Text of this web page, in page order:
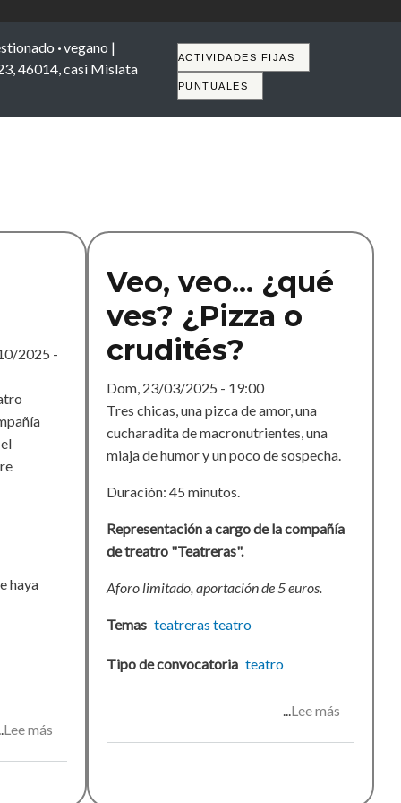
·vegano |
46014, casi Mislata
Tabs
ACTIVIDADES FIJAS
PUNTUALES
2025 -
haya
Lee más
Misterio
Veo, veo... ¿qué
ves? ¿Pizza o
crudités?
Dom, 23/03/2025 - 19:00
Tres chicas, una pizca de amor, una
cucharadita de macronutrientes, una
miaja de humor y un poco de sospecha.
Duración: 45 minutos.
Representación a cargo de la compañía
de treatro "Teatreras".
Aforo limitado, aportación de 5 euros.
Temas teatreras teatro
Tipo de convocatoria teatro
Lee más